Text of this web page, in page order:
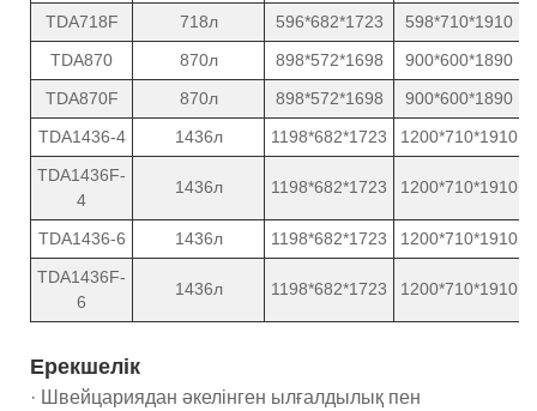
TDA718F 718л 596*682*1723
598*710*1910
TDA870
870л 898*572*1698
900*600*1890
TDA870F
870л 898*572*1698
900*600*1890
TDA1436-4
1436л 1198*682*1723
1200*710*1910
TDA1436F-
4
1436л 1198*682*1723 1200*710*1910
TDA1436-6 1436л 1198*682*1723
1200*710*1910
TDA1436F-
6
1436л 1198*682*1723 1200*710*1910
Ерекшелік
· Швейцариядан әкелінген ылғалдылық пен